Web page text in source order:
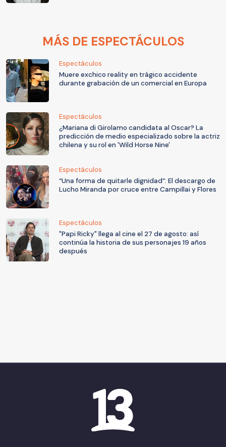
MÁS DE ESPECTÁCULOS
Espectáculos
Muere exchico reality en trágico accidente
durante grabación de un comercial en Europa
Espectáculos
¿Mariana di Girolamo candidata al Oscar? La
predicción de medio especializado sobre la actriz
chilena y su rol en 'Wild Horse Nine'
Espectáculos
“Una forma de quitarle dignidad”: El descargo de
Lucho Miranda por cruce entre Campillai y Flores
Espectáculos
"Papi Ricky" llega al cine el 27 de agosto: así
continúa la historia de sus personajes 19 años
después